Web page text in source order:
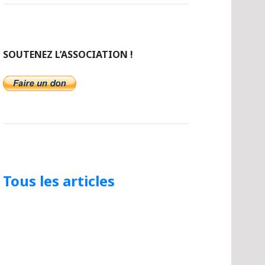
SOUTENEZ L’ASSOCIATION !
Tous les articles